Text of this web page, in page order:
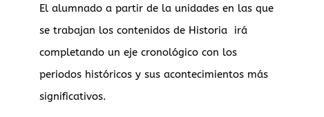
El alumnado a partir de la unidades en las que
se trabajan los contenidos de Historia irá
completando un eje cronológico con los
periodos históricos y sus acontecimientos más
significativos.